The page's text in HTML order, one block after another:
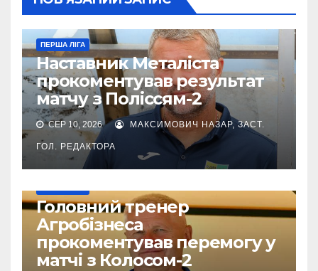
ПЕРША ЛІГА
Наставник Металіста
прокоментував результат
матчу з Поліссям-2
СЕР 10, 2026 МАКСИМОВИЧ НАЗАР, ЗАСТ.
ГОЛ. РЕДАКТОРА
Головний тренер
Агробізнеса
прокоментував перемогу у
матчі з Колосом-2